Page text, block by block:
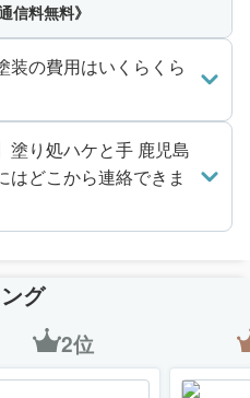
信料無料》
装の費用はいくらくら
塗り処ハケと手 鹿児島
はどこから連絡できま
グ
2位